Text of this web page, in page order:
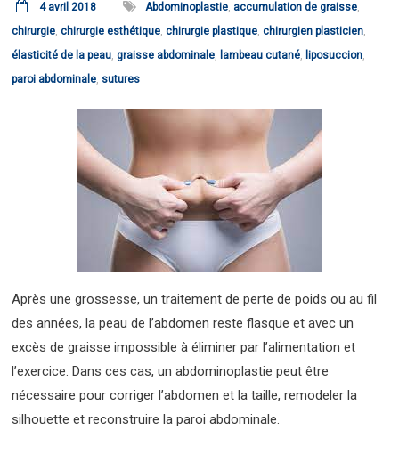
4 avril 2018 Abdominoplastie, accumulation de graisse,
chirurgie,chirurgie esthétique,chirurgie plastique,chirurgien plasticien,
élasticité de la peau,graisse abdominale, lambeau cutané, liposuccion,
paroi abdominale, sutures
Après une grossesse, un traitement de perte de poids ou au fil
des années, la peau de l’abdomen reste flasque et avec un
excès de graisse impossible à éliminer par l’alimentation et
l’exercice. Dans ces cas, un abdominoplastie peut être
nécessaire pour corriger l’abdomen et la taille, remodeler la
silhouette et reconstruire la paroi abdominale.